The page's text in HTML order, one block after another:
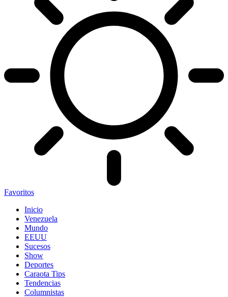
Favoritos
Inicio
Venezuela
Mundo
EEUU
Sucesos
Show
Deportes
Caraota Tips
Tendencias
Columnistas